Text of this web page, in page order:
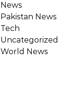
News
Pakistan News
Tech
Uncategorized
World News